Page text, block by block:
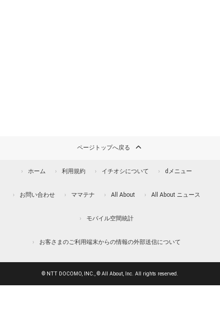
ページトップへ戻る
ホーム 利用規約 イチオシについて dメニュー
お問い合わせ ママテナ All About All About ニュース
モバイル空間統計
お客さまのご利用端末からの情報の外部送信について
© NTT DOCOMO, INC., © All About, Inc. All rights reserved.